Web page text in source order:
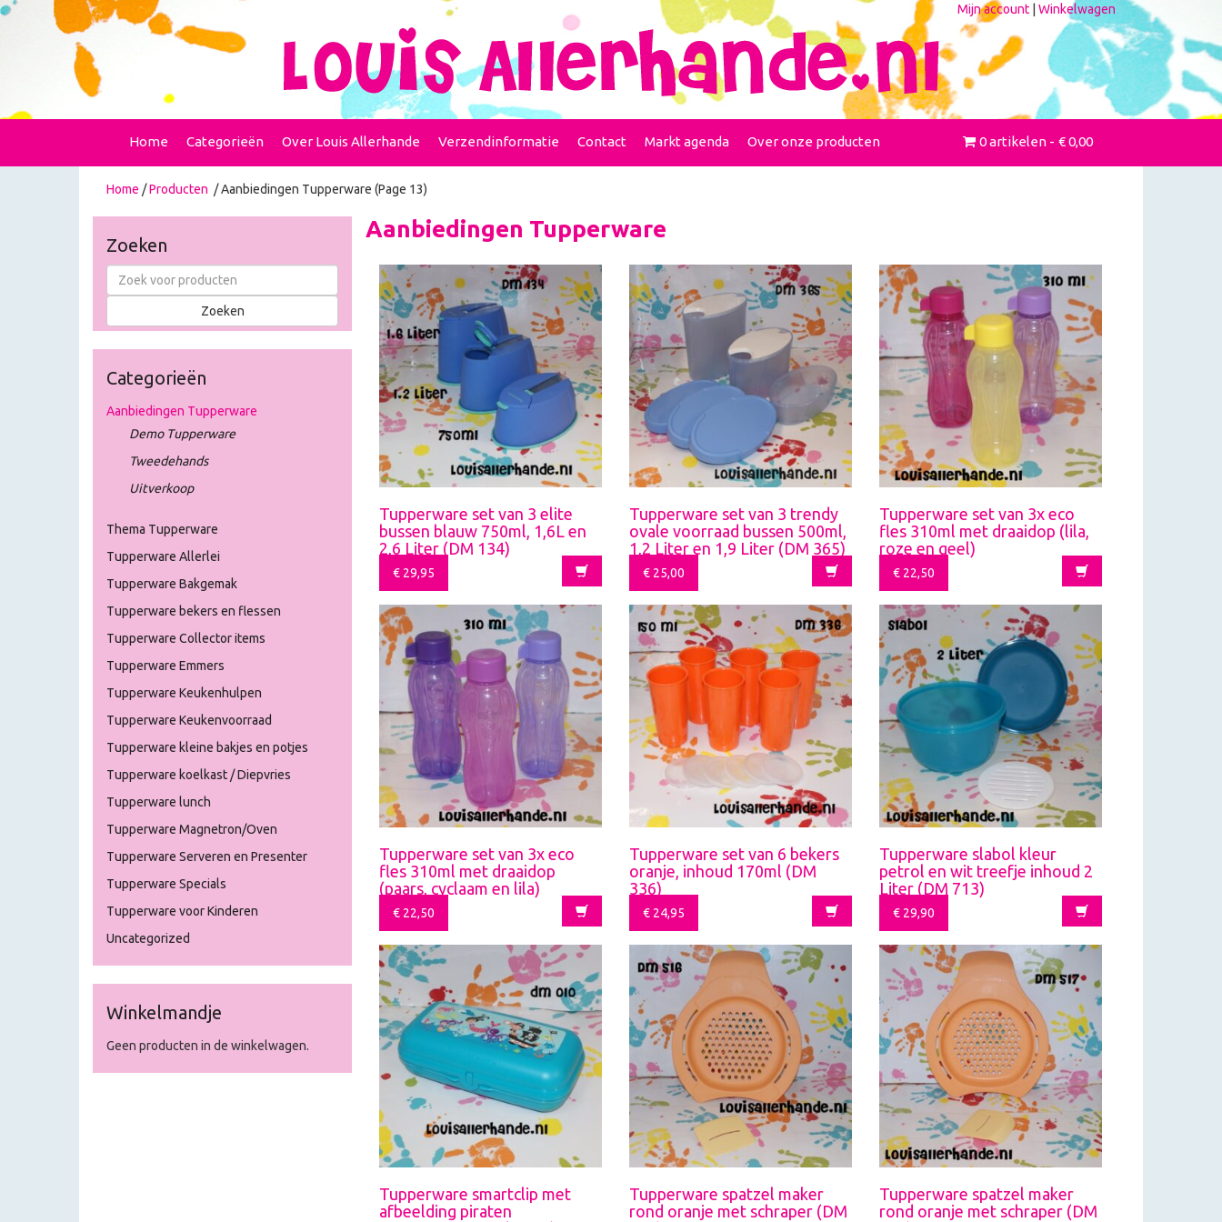
Mijn account Winkelwagen
Home Categorieën Over Louis Allerhande Verzendinformatie Contact Markt agenda Over onze producten 0 artikelen € 0,00
Home /Producten / Aanbiedingen Tupperware (Page 13)
Zoeken
Categorieën
Aanbiedingen Tupperware
Demo Tupperware
Tweedehands
Uitverkoop
Thema Tupperware
Tupperware Allerlei
Tupperware Bakgemak
Tupperware bekers en flessen
Tupperware Collector items
Tupperware Emmers
Tupperware Keukenhulpen
Tupperware Keukenvoorraad
Tupperware kleine bakjes en potjes
Tupperware koelkast / Diepvries
Tupperware lunch
Tupperware Magnetron/Oven
Tupperware Serveren en Presenter
Tupperware Specials
Tupperware voor Kinderen
Uncategorized
Winkelmandje
Geen producten in de winkelwagen.
Aanbiedingen Tupperware
Tupperware set van 3 elite
bussen blauw 750ml, 1,6L en
2,6 Liter (DM 134)
€ 29,95
Tupperware set van 3 trendy
ovale voorraad bussen 500ml,
1,2 Liter en 1,9 Liter (DM 365)
€25,00
Tupperware set van 3x eco
fles 310ml met draaidop (lila,
roze en geel)
€22,50
Tupperware set van 3x eco
fles 310ml met draaidop
(paars, cyclaam en lila)
€ 22,50
Tupperware set van 6 bekers
oranje, inhoud 170ml (DM
336)
€24,95
Tupperware slabol kleur
petrol en wit treefje inhoud 2
Liter (DM 713)
€29,90
Tupperware smartclip met
afbeelding piraten
Tupperware spatzel maker
rond oranje met schraper (DM
Tupperware spatzel maker
rond oranje met schraper (DM